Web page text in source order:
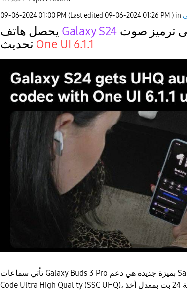
‎09-06-2024 01:00 PM (Last edited ‎09-06-2024 01:26 PM ) in
Galaxy S24
One UI 6.1.1
تأتي سماعات Galaxy Buds 3 Pro بميزة جديدة هي دعم Samsung Scalable
Code Ultra High Quality (SSC UHQ)، والتي توفر صوتا بدقة 24 بت بمعدل أخذ